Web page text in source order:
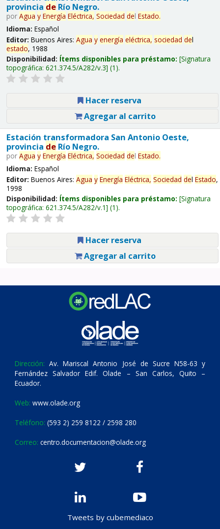
provincia deRío Negro.
por Agua y Energía Eléctrica, Sociedad del Estado.
Idioma: Español
Editor: Buenos Aires: Agua y energía eléctrica, sociedad del
estado, 1988
Disponibilidad: Ítems disponibles para préstamo: Signatura
topográfica: 621.374.5/A282/v.3 (1).
Hacer reserva
Agregar al carrito
Estación transformadora San Antonio Oeste,
provincia deRío Negro.
por Agua y Energía Eléctrica, Sociedad del Estado.
Idioma: Español
Editor: Buenos Aires: Agua y Energía Eléctrica, Sociedad del Estado,
1998
Disponibilidad: Ítems disponibles para préstamo: Signatura
topográfica: 621.374.5/A282/v.1 (1).
Hacer reserva
Agregar al carrito
Dirección: Av. Mariscal Antonio José de Sucre N58-63 y
Fernández Salvador Edif. Olade – San Carlos, Quito –
Ecuador.
Web: www.olade.org
Teléfono: (593 2) 259 8122 / 2598 280
Correo: centro.documentacion@olade.org
Tweets by cubemediaco